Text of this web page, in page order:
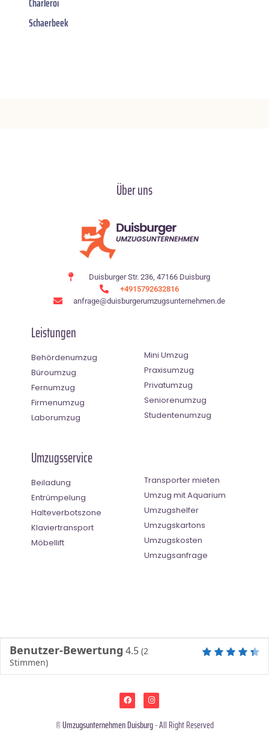
Schaerbeek
Über uns
Duisburger Str. 236, 47166 Duisburg
+4915792632816
anfrage@duisburgerumzugsunternehmen.de
Leistungen
Behördenumzug
Büroumzug
Fernumzug
Firmenumzug
Laborumzug
Mini Umzug
Praxisumzug
Privatumzug
Seniorenumzug
Studentenumzug
Umzugsservice
Beiladung
Entrümpelung
Halteverbotszone
Klaviertransport
Möbellift
Transporter mieten
Umzug mit Aquarium
Umzugshelfer
Umzugskartons
Umzugskosten
Umzugsanfrage
Benutzer-Bewertung 4.5 (2
Stimmen)
©Umzugsunternehmen Duisburg- All Right Reserved